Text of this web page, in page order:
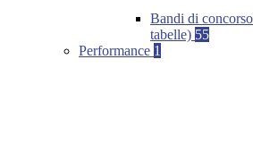
Bandi di
tabelle) 55
Performance 1